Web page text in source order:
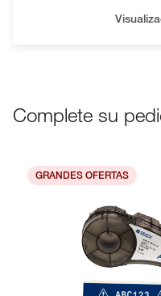
Complete su
GRANDES OFERTAS